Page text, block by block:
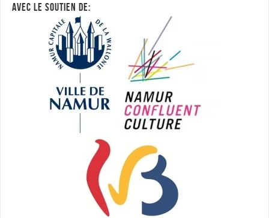
AVEC LE SOUTIEN DE: